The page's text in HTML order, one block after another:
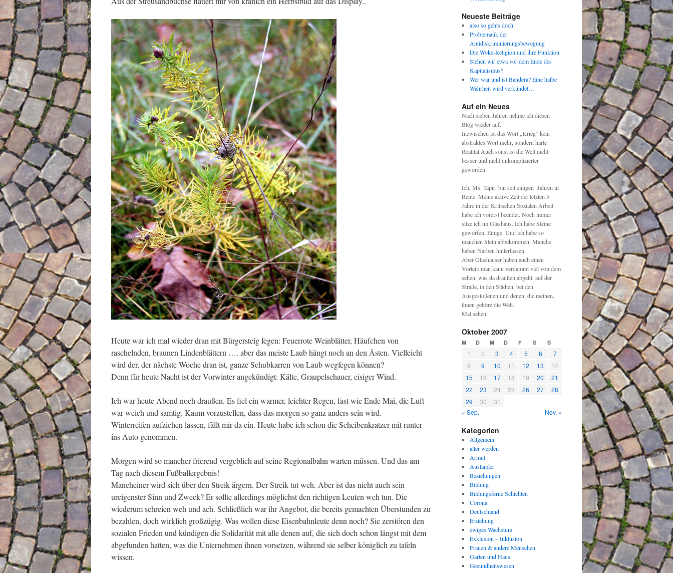
Heute war ich mal wieder dran mit Bürgersteig fegen: Feuerrote Weinblätter, Häufchen von
raschelnden, braunen Lindenblättern …. aber das meiste Laub hängt noch an den Ästen. Vielleicht
wird der, der nächste Woche dran ist, ganze Schubkarren von Laub wegfegen können?
Denn für heute Nacht ist der Vorwinter angekündigt: Kälte, Graupelschauer, eisiger Wind.
Ich war heute Abend noch draußen. Es fiel ein warmer, leichter Regen, fast wie Ende Mai, die Luft
war weich und samtig. Kaum vorzustellen, dass das morgen so ganz anders sein wird.
Winterreifen aufziehen lassen, fällt mir da ein. Heute habe ich schon die Scheibenkratzer mit runter
ins Auto genommen.
Morgen wird so mancher frierend vergeblich auf seine Regionalbahn warten müssen. Und das am
Tag nach diesem Fußballergebnis!
Mancheiner wird sich über den Streik ärgern. Der Streik tut weh. Aber ist das nicht auch sein
ureigenster Sinn und Zweck? Er sollte allerdings möglichst den richtigen Leuten weh tun. Die
wiederum schreien weh und ach. Schließlich war ihr Angebot, die bereits gemachten Überstunden zu
bezahlen, doch wirklich großzügig. Was wollen diese Eisenbahnleute denn noch? Sie zerstören den
sozialen Frieden und kündigen die Solidarität mit alle denen auf, die sich doch schon längst mit dem
abgefunden hatten, was die Unternehmen ihnen vorsetzen, während sie selber königlich zu tafeln
wissen.
Neueste Beiträge
also so gehts doch
Problematik der
Antidiskriminierungsbewegung
Die Woke-Religion und ihre Funktion
Stehen wir etwa vor dem Ende des
Kapitalismus?
Wer war und ist Bandera? Eine halbe
Wahrheit wird verkündet…
Auf ein Neues
Nach sieben Jahren nehme ich diesen
Blog wieder auf.
Inzwischen ist das Wort „Krieg“ kein
abstraktes Wort mehr, sondern harte
Realität.Auch sonst ist die Welt nicht
besser und nicht unkomplizierter
geworden.
Ich, Ms. Tapir, bin seit einigen Jahren in
Rente. Meine aktive Zeit der letzten 5
Jahre in der Kritischen Sozialen Arbeit
habe ich vorerst beendet. Noch immer
sitze ich im Glashaus. Ich habe Steine
geworfen. Einige. Und ich habe so
manchen Stein abbekommen. Manche
haben Narben hinterlassen.
Aber Glashäuser haben auch einen
Vorteil: man kann verdammt viel von dem
sehen, was da draußen abgeht: auf der
Straße, in den Städten, bei den
Ausgestoßenen und denen, die meinen,
ihnen gehöre die Welt.
Mal sehen.
Oktober 2007
M D M D F S S
1 2 3 4 5 6
7
8
9 10 11 12 13
14
15
16 17 18 19 20
21
22
23 24 25 26 27
28
29
30
31
« Sep.
Nov. »
Kategorien
Allgemein
älter werden
Armut
Ausländer
Beziehungen
Bildung
Bildungsferne Schichten
Corona
Deutschland
Erziehung
ewiges Wachstum
Exklusion – Inklusion
Frauen & andere Menschen
Garten und Haus
Gesundheitswesen